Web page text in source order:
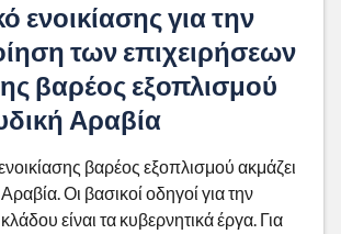
ενοικίασης για την
των επιχειρήσεων
βαρέος εξοπλισμού
Αραβία
βαρέος εξοπλισμού ακμάζει
Οι βασικοί οδηγοί για την
είναι τα κυβερνητικά έργα. Για